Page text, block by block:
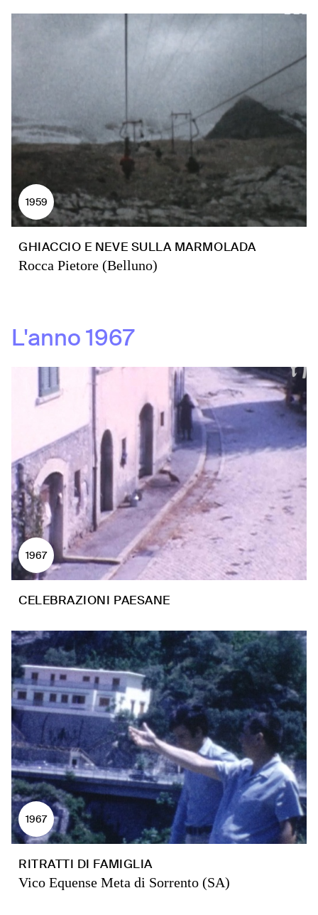
1959
GHIACCIO E NEVE SULLA MARMOLADA
Rocca Pietore (Belluno)
L'anno1967
1967
CELEBRAZIONI PAESANE
1967
RITRATTI DI FAMIGLIA
Vico Equense Meta di Sorrento (SA)